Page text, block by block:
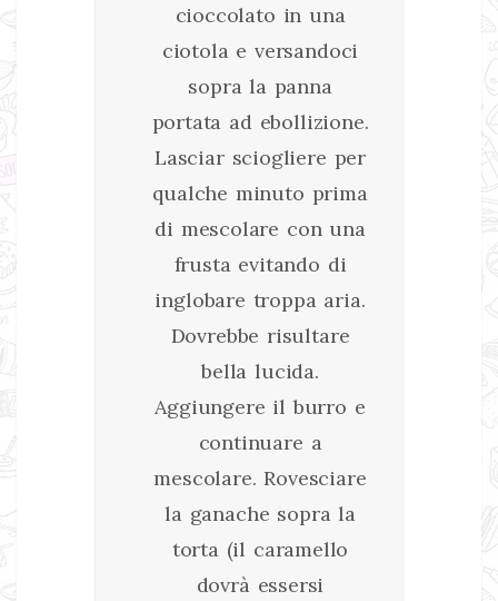
cioccolato in una
ciotola e versandoci
sopra la panna
portata ad ebollizione.
Lasciar sciogliere per
qualche minuto prima
di mescolare con una
frusta evitando di
inglobare troppa aria.
Dovrebbe risultare
bella lucida.
Aggiungere il burro e
continuare a
mescolare. Rovesciare
la ganache sopra la
torta (il caramello
dovrà essersi